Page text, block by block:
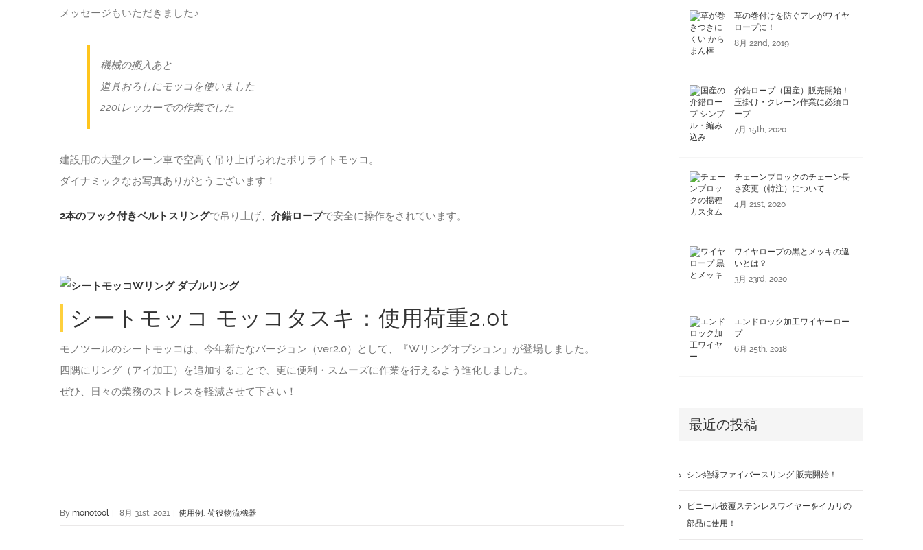
メッセージもいただきました♪
機械の搬入あと
道具おろしにモッコを使いました
220tレッカーでの作業でした
建設用の大型クレーン車で空高く吊り上げられたポリライトモッコ。
ダイナミックなお写真ありがとうございます！
2本のフック付きベルトスリングで吊り上げ、 介錯ロープで安全に操作をされています。
シートモッコ モッコタスキ：使用荷重2.0t
モノツールのシートモッコは、今年新たなバージョン（ver.2.0）として、『Wリングオプション』が登場しました。
四隅にリング（アイ加工）を追加することで、更に便利・スムーズに作業を行えるよう進化しました。
ぜひ、日々の業務のストレスを軽減させて下さい！
By monotool | 8月 31st, 2021 | 使用例 荷役物流機器
草の巻付けを防ぐアレがワイヤ
ロープに！
8月 22nd, 2019
介錯ロープ（国産）販売開始！
玉掛け・クレーン作業に必須ロ
ープ
7月 15th, 2020
チェーンブロックのチェーン長
さ変更（特注）について
4月 21st, 2020
ワイヤロープの黒とメッキの違
いとは？
3月 23rd, 2020
エンドロック加工ワイヤーロー
プ
6月 25th, 2018
最近の投稿
シン絶縁ファイバースリング 販売開始！
ビニール被覆ステンレスワイヤーをイカリの
部品に使用！